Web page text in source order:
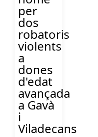
per
dos
robatoris
violents
a
dones
d'edat
avançada
a Gavà
i
Viladecans